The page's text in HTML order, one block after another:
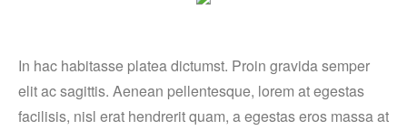
In hac habitasse platea dictumst. Proin gravida semper
elit ac sagittis. Aenean pellentesque, lorem at egestas
facilisis, nisl erat hendrerit quam, a egestas eros massa at